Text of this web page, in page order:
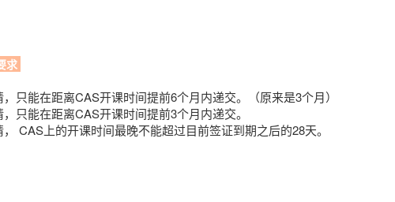
求
只能在距离CAS开课时间提前6个月内递交。（原来是3个月）
只能在距离CAS开课时间提前3个月内递交。
CAS上的开课时间最晚不能超过目前签证到期之后的28天。